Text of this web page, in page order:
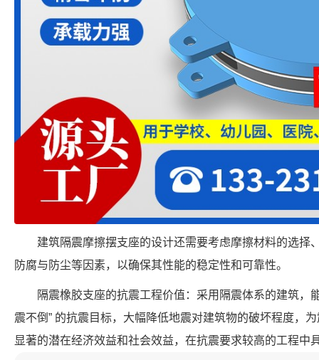
建筑隔震摩擦摆支座的设计还需要考虑摩擦材料的选择
防腐与防尘等因素，以确保其性能的稳定性和可靠性。
隔震橡胶支座的抗震工程价值：采用隔震体系的建筑，
震不倒” 的抗震目标，大幅降低地震对建筑物的破坏程度，
显著的潜在经济效益和社会效益，在抗震要求较高的工程中